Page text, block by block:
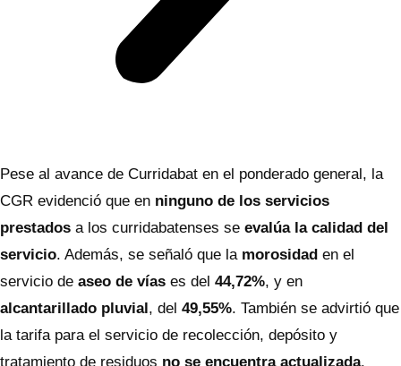
Pese al avance de Curridabat en el ponderado general, la
CGR evidenció que en ninguno de los servicios
prestados a los curridabatenses se evalúa la calidad del
servicio. Además, se señaló que la morosidad en el
servicio de aseo de vías es del 44,72%, y en
alcantarillado pluvial, del 49,55%. También se advirtió que
la tarifa para el servicio de recolección, depósito y
tratamiento de residuos no se encuentra actualizada.